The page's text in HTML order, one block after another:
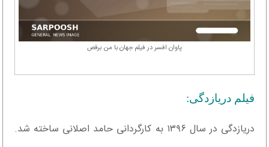
پاوان افسر در فیلم جهان با من برقص
فیلم دریازدگی:
دریازدگی در سال ۱۳۹۶ به کارگردانی حامد اصلانی ساخته شد.